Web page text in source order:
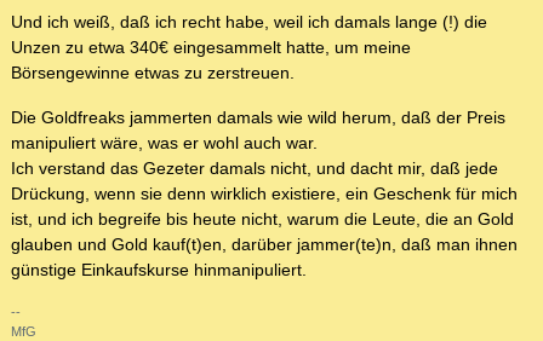
Und ich weiß, daß ich recht habe, weil ich damals lange (!) die
Unzen zu etwa 340€ eingesammelt hatte, um meine
Börsengewinne etwas zu zerstreuen.
Die Goldfreaks jammerten damals wie wild herum, daß der Preis
manipuliert wäre, was er wohl auch war.
Ich verstand das Gezeter damals nicht, und dacht mir, daß jede
Drückung, wenn sie denn wirklich existiere, ein Geschenk für mich
ist, und ich begreife bis heute nicht, warum die Leute, die an Gold
glauben und Gold kauf(t)en, darüber jammer(te)n, daß man ihnen
günstige Einkaufskurse hinmanipuliert.
--
MfG